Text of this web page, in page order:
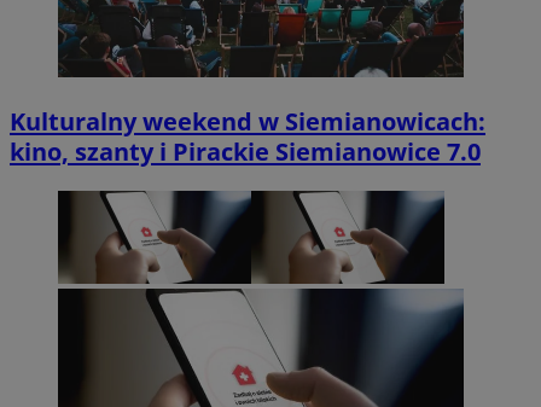
Kulturalny weekend w Siemianowicach:
kino, szanty i Pirackie Siemianowice 7.0